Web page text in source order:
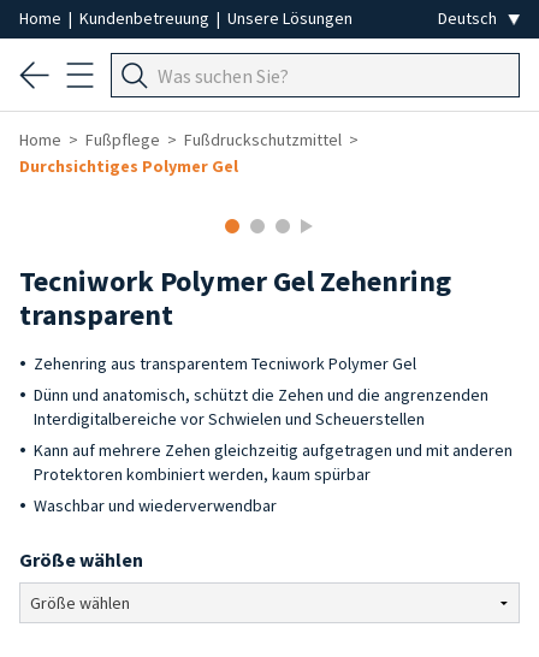
Home | Kundenbetreuung | Unsere Lösungen
Home Fußpflege
Fußdruckschutzmittel
Durchsichtiges Polymer Gel
Tecniwork Polymer Gel Zehenring
transparent
Zehenring aus transparentem Tecniwork Polymer Gel
Dünn und anatomisch, schützt die Zehen und die angrenzenden
Interdigitalbereiche vor Schwielen und Scheuerstellen
Kann auf mehrere Zehen gleichzeitig aufgetragen und mit anderen
Protektoren kombiniert werden, kaum spürbar
Waschbar und wiederverwendbar
Größe wählen